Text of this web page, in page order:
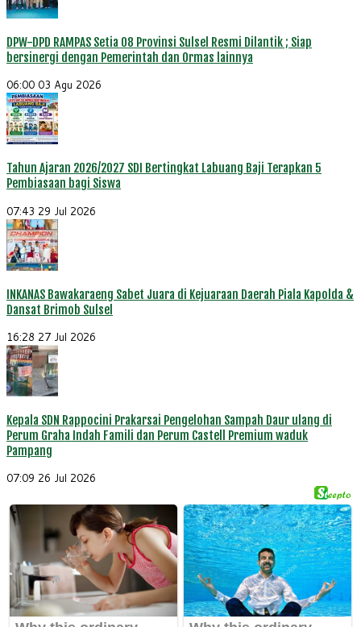
DPW-DPD RAMPAS Setia 08 Provinsi Sulsel Resmi Dilantik ; Siap
bersinergi dengan Pemerintah dan Ormas lainnya
06:00 03 Agu 2026
Tahun Ajaran 2026/2027 SDI Bertingkat Labuang Baji Terapkan 5
Pembiasaan bagi Siswa
07:43 29 Jul 2026
INKANAS Bawakaraeng Sabet Juara di Kejuaraan Daerah Piala Kapolda &
Dansat Brimob Sulsel
16:28 27 Jul 2026
Kepala SDN Rappocini Prakarsai Pengelohan Sampah Daur ulang di
Perum Graha Indah Famili dan Perum Castell Premium waduk
Pampang
07:09 26 Jul 2026